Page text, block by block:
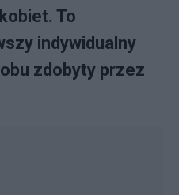
To
indywidualny
zdobyty przez